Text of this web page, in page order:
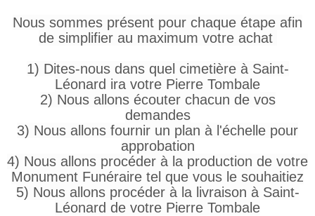
Nous sommes présent pour chaque étape afin
de simplifier au maximum votre achat
1) Dites-nous dans quel cimetière à Saint-
Léonard ira votre Pierre Tombale
2) Nous allons écouter chacun de vos
demandes
3) Nous allons fournir un plan à l'échelle pour
approbation
4) Nous allons procéder à la production de votre
Monument Funéraire tel que vous le souhaitiez
5) Nous allons procéder à la livraison à Saint-
Léonard de votre Pierre Tombale